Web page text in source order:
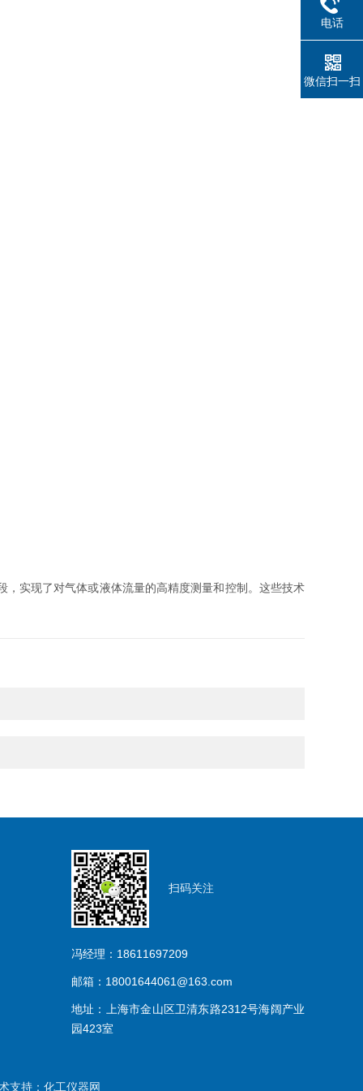
实现了对气体或液体流量的高精度测量和控制。这些技术
扫码关注
冯经理：18611697209
邮箱：18001644061@163.com
地址：上海市金山区卫清东路2312号海阔产业
园423室
持： 化工仪器网
电话
微信扫一扫